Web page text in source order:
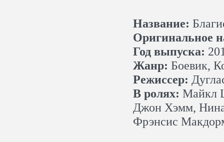
Название:
Оригинальное
Год выпуска:
Жанр: Боевик,
Режиссер:
В ролях: Майкл
Джон Хэмм,
Фрэнсис